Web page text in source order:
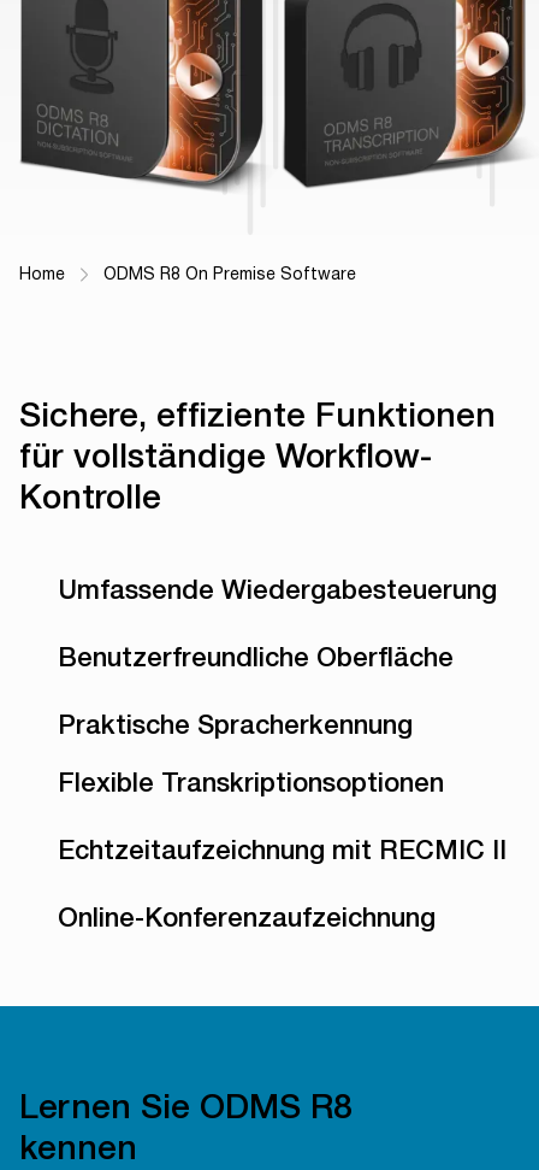
Breadcrumb Navigation
Home ODMS R8 On Premise Software
Sichere, effiziente Funktionen
für vollständige Workflow-
Kontrolle
Umfassende Wiedergabesteuerung
Benutzerfreundliche Oberfläche
Praktische Spracherkennung
Flexible Transkriptionsoptionen
Echtzeitaufzeichnung mit RECMIC II
Online-Konferenzaufzeichnung
Lernen Sie ODMS R8
kennen